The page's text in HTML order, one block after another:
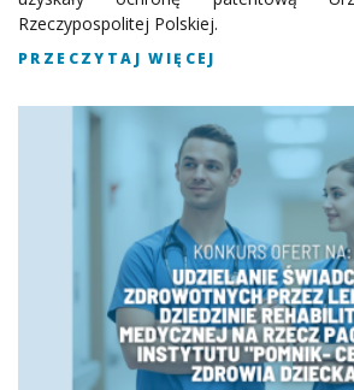
Rzeczypospolitej Polskiej.
PRZECZYTAJ WIĘCEJ